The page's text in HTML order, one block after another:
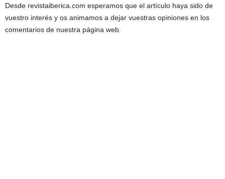
Desde revistaiberica.com esperamos que el artículo haya sido de
vuestro interés y os animamos a dejar vuestras opiniones en los
comentarios de nuestra página web.